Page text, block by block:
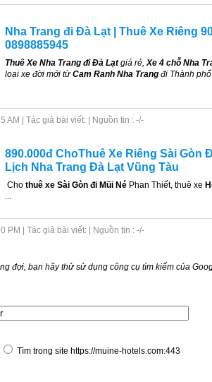
Nha Trang đi Đà Lạt | Thuê Xe Riêng
0898885945
Thuê Xe Nha Trang đi Đà Lạtgiá rẻ, Xe 4 chỗ Nha
loại xe đời mới từCam Ranh Nha Trang đi Thành phố
AM | Tác giả bài viết: | Nguồn tin : -/-
890.000đ ChoThuê Xe Riêng Sài Gòn
Lịch Nha Trang Đà Lạt Vũng Tàu
Cho thuê xe Sài Gòn đi Mũi Né Phan Thiết, thuê xe
PM | Tác giả bài viết: | Nguồn tin : -/-
đợi, bạn hãy thử sử dụng công cụ tìm kiếm của
Tìm trong site https://muine-hotels.com:443